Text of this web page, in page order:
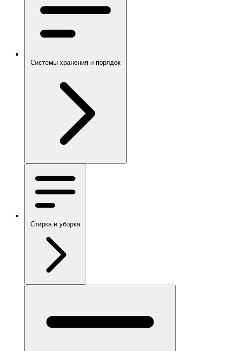
Системы хранения и порядок
Стирка и уборка